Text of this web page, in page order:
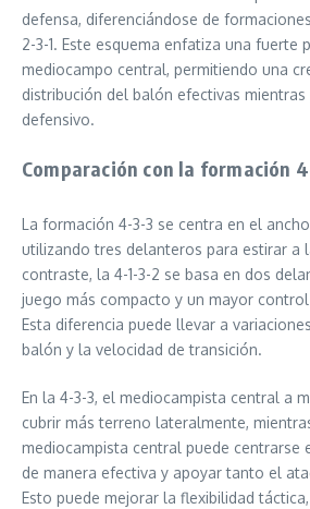
defensa, diferenciándose de
2-3-1. Este esquema enfatiza una fuerte
mediocampo central, permitiendo una
distribución del balón efectivas
defensivo.
Comparación con la formación
La formación 4-3-3 se centra en el
utilizando tres delanteros para estirar a
contraste, la 4-1-3-2 se basa en dos
juego más compacto y un mayor
Esta diferencia puede llevar a
balón y la velocidad de transición.
En la 4-3-3, el mediocampista central a
cubrir más terreno lateralmente,
mediocampista central puede centrarse
de manera efectiva y apoyar tanto el
Esto puede mejorar la flexibilidad